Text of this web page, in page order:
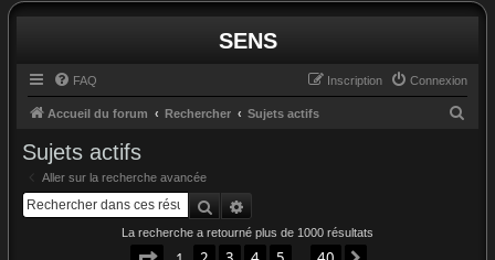
SENS
FAQ Connexion
Inscription
Accueil du forum Rechercher Sujets actifs
Sujets actifs
Aller sur la recherche avancée
Rechercher
La recherche a retourné plus de 1000 résultats